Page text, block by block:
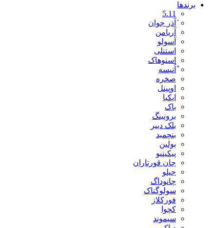
برندها
5.11
َآذر جوان
آریامن
آسولو
استنلی
اسنوهاک
ًاُنیسه
صخره
اوپینل
ایکیا
باک
برونینگ
بلک دییر
بنچمید
بولین
پیکینیو
جان قورتاران
جیلو
چانوداگ
سولوگناک
فورکلاز
کچوا
سیموند